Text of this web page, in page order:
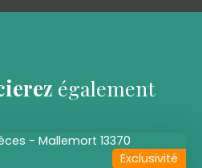
également
Exclusivité